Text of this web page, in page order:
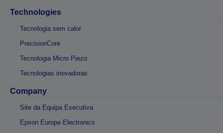
Technologies
Tecnologia sem calor
PrecisionCore
Tecnologia Micro Piezo
Tecnologias inovadoras
Company
Site da Equipa Executiva
Epson Europe Electronics